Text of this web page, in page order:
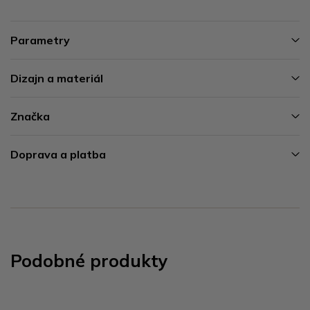
Parametry
Dizajn a materiál
Značka
Doprava a platba
Podobné produkty